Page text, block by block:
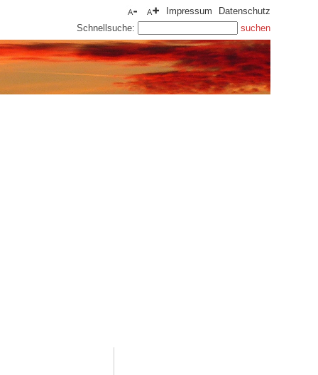
Impressum
Datenschutz
Schnellsuche: